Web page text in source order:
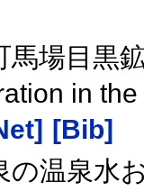
馬場目黒
in
[Bib]
の温泉水